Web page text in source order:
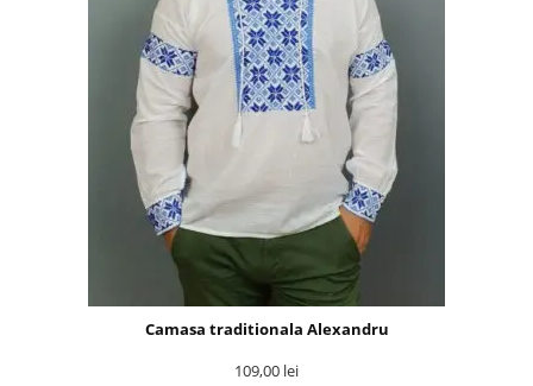
Camasa traditionala Alexandru
109,00 lei